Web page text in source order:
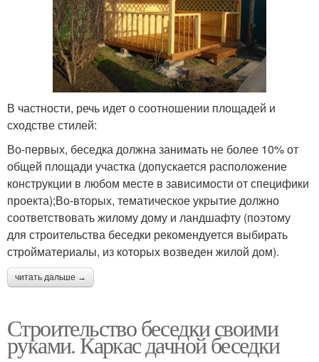
В частности, речь идет о соотношении площадей и
сходстве стилей:
Во-первых, беседка должна занимать не более 10% от
общей площади участка (допускается расположение
конструкции в любом месте в зависимости от специфики
проекта);Во-вторых, тематическое укрытие должно
соответствовать жилому дому и ландшафту (поэтому
для строительства беседки рекомендуется выбирать
стройматериалы, из которых возведен жилой дом).
читать дальше →
Строительство беседки своими
руками. Каркас дачной беседки